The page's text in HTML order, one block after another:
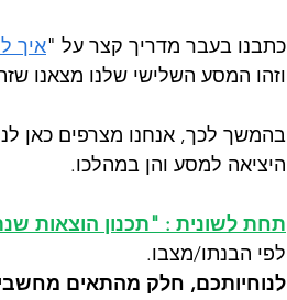
כתבנו בעבר מדריך קצר על "איך
וזהו המסע השלישי שלנו מצאנו
בהמשך לכך, אנחנו מצרפים כאן
היציאה למסע והן במהלכו.
תחת לשונית : "תכנון הוצאות
לפי הבנתו/מצבו.
לנוחיותכם, חלק מהתאים